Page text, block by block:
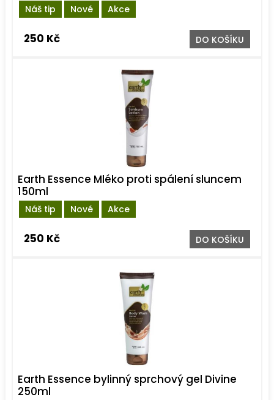
Náš tip Nové Akce
250 Kč DO KOŠÍKU
Náš tip Nové Akce
Earth Essence Mléko proti spálení sluncem
150ml
250 Kč DO KOŠÍKU
Earth Essence bylinný sprchový gel Divine
250ml